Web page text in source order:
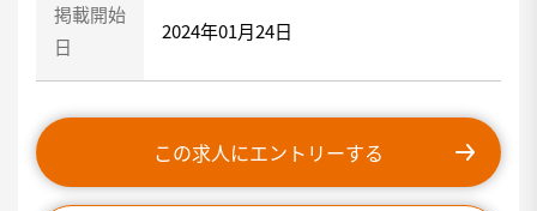
掲載開始
日
2024年01月24日
この求人にエントリーする